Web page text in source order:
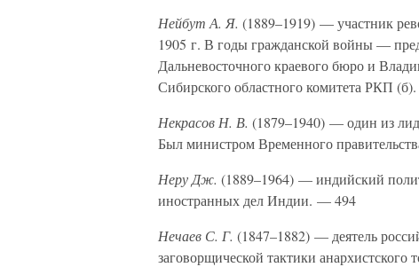
Нейбут А. Я. (1889–1919) — участник
1905 г. В годы гражданской войны —
Дальневосточного краевого бюро и
Сибирского областного комитета РКП
Некрасов Н. В. (1879–1940) — один из
Был министром Временного
Неру Дж. (1889–1964) — индийский
иностранных дел Индии. — 494
Нечаев С. Г. (1847–1882) — деятель
заговорщической тактики анархистского